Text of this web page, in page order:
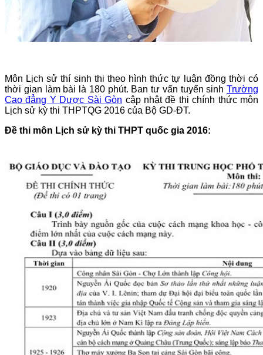
Môn Lịch sử thí sinh thi theo hình thức tự luận đồng thời có
thời gian làm bài là 180 phút. Ban tư vấn tuyển sinh Trường
Cao đẳng Y Dược Sài Gòn cập nhật đề thi chính thức môn
Lịch sử kỳ thi THPTQG 2016 của Bộ GD-ĐT.
Đề thi môn Lịch sử kỳ thi THPT quốc gia 2016: